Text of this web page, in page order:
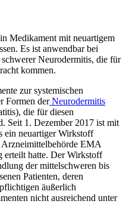
Medikament mit neuartigem
Es ist anwendbar bei
Neurodermitis, die für
kommen.
zur systemischen
Formen derNeurodermitis
die für diesen
Seit 1. Dezember 2017 ist mit
ein neuartiger Wirkstoff
Arzneimittelbehörde EMA
erteilt hatte. Der Wirkstoff
der mittelschweren bis
Patienten, deren
äußerlich
nicht ausreichend unter